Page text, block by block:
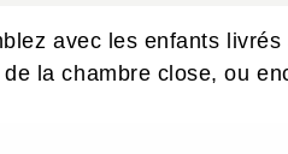
avec les enfants livrés
la chambre close, ou